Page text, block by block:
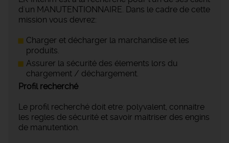
d'un MANUTENTIONNAIRE. Dans le cadre de cette
mission vous devrez:
Charger et décharger la marchandise et les
produits.
Assurer la sécurité des élements lors du
chargement / déchargement.
Profil recherché
Le profil recherché doit etre: polyvalent, connaitre
les regles de sécurité et savoir maitriser des engins
de manutention.